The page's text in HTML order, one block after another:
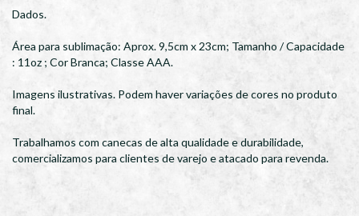
Dados.
Área para sublimação: Aprox. 9,5cm x 23cm; Tamanho / Capacidade
: 11oz ; Cor Branca; Classe AAA.
Imagens ilustrativas. Podem haver variações de cores no produto
final.
Trabalhamos com canecas de alta qualidade e durabilidade,
comercializamos para clientes de varejo e atacado para revenda.